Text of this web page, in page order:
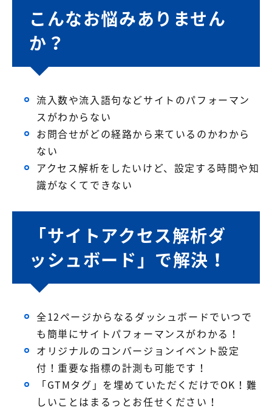
こんなお悩みありません
か？
流入数や流入語句などサイトのパフォーマン
スがわからない
お問合せがどの経路から来ているのかわから
ない
アクセス解析をしたいけど、設定する時間や知
識がなくてできない
「サイトアクセス解析ダ
ッシュボード」で解決！
全12ページからなるダッシュボードでいつで
も簡単にサイトパフォーマンスがわかる！
オリジナルのコンバージョンイベント設定
付！重要な指標の計測も可能です！
「GTMタグ」を埋めていただくだけでOK！難
しいことはまるっとお任せください！